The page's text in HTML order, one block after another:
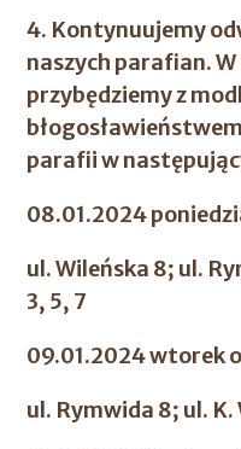
4. Kontynuujemy
naszych parafian.
przybędziemy z
parafii w
08.01.2024
ul. Wileńska 8; ul.
3, 5, 7
09.01.2024 wtorek
ul. Rymwida 8; ul.